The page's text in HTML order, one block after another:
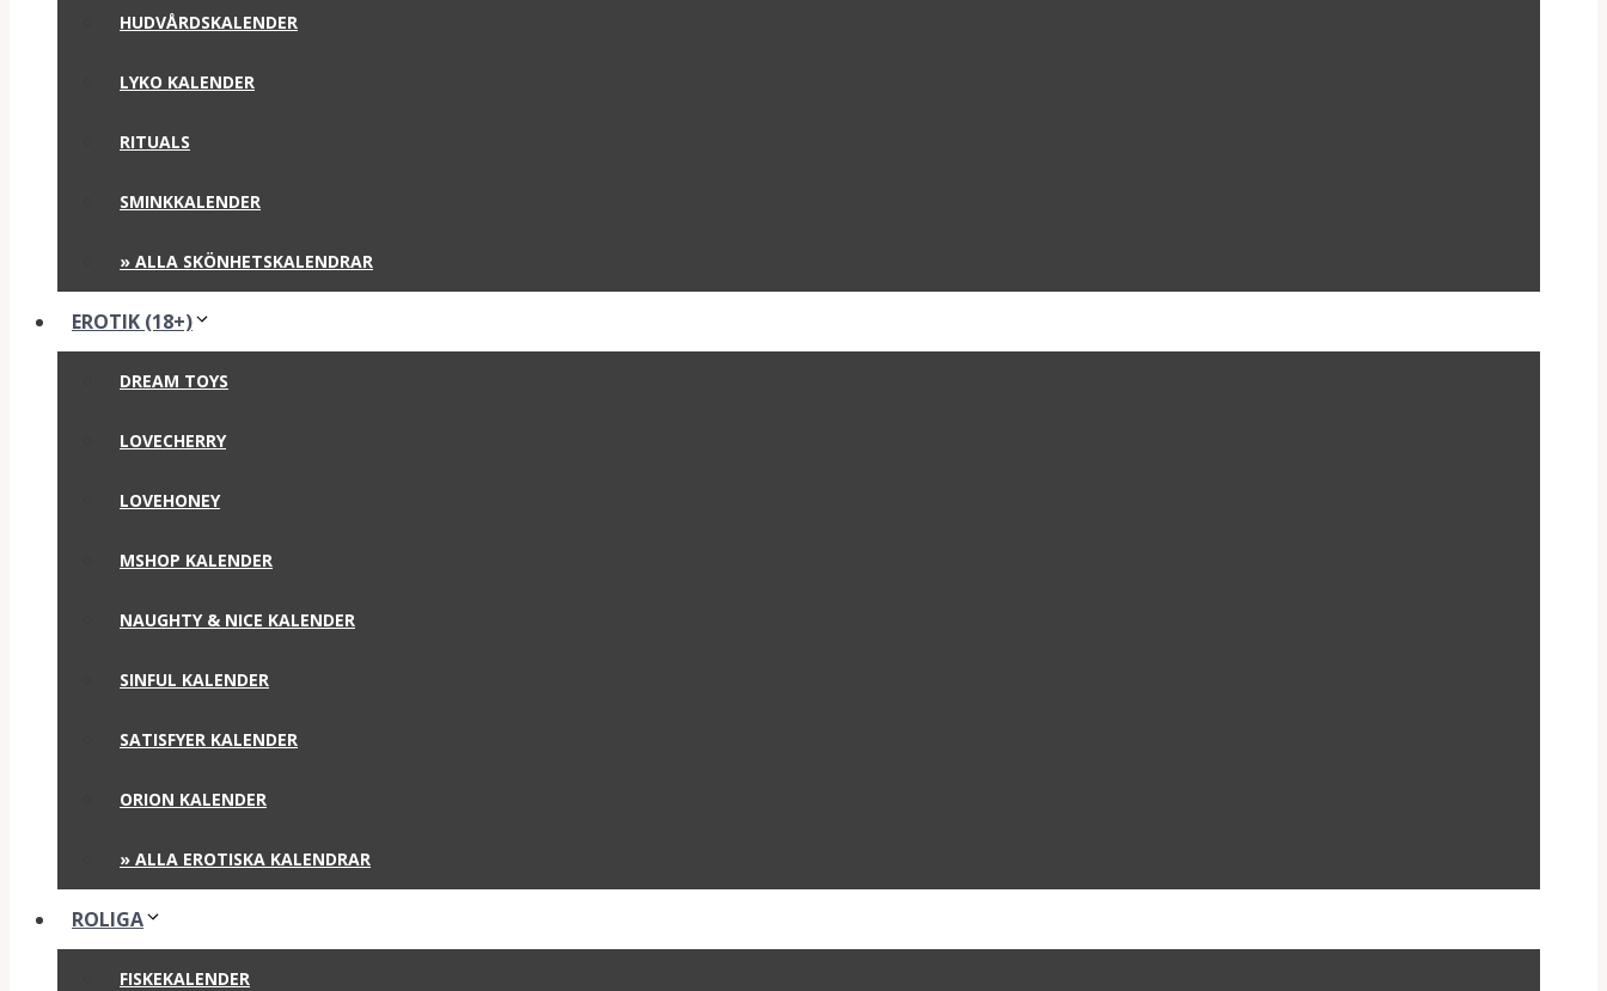
HUDVÅRDSKALENDER
LYKO KALENDER
RITUALS
SMINKKALENDER
» ALLA SKÖNHETSKALENDRAR
EROTIK (18+)
DREAM TOYS
LOVECHERRY
LOVEHONEY
MSHOP KALENDER
NAUGHTY & NICE KALENDER
SINFUL KALENDER
SATISFYER KALENDER
ORION KALENDER
» ALLA EROTISKA KALENDRAR
ROLIGA
FISKEKALENDER